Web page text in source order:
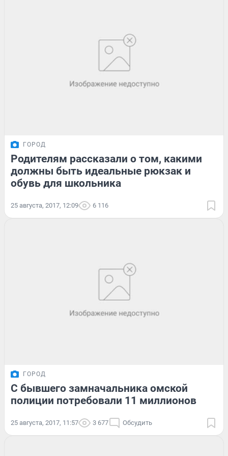
ГОРОД
Родителям рассказали о том, какими
должны быть идеальные рюкзак и
обувь для школьника
25 августа, 2017, 12:09 6 116
ГОРОД
С бывшего замначальника омской
полиции потребовали 11 миллионов
25 августа, 2017, 11:57 3 677 Обсудить